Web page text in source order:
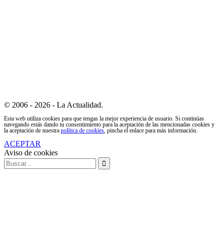
© 2006 - 2026 - La Actualidad.
Esta web utiliza cookies para que tengas la mejor experiencia de usuario. Si continúas
navegando estás dando tu consentimiento para la aceptación de las mencionadas cookies y
la aceptación de nuestra política de cookies, pincha el enlace para más información.
ACEPTAR
Aviso de cookies